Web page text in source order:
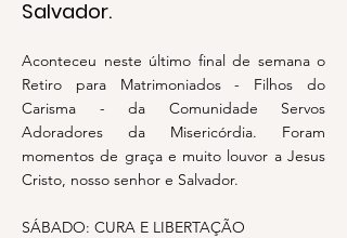
Salvador.
Aconteceu neste último final de semana o
Retiro para Matrimoniados - Filhos do
Carisma - da Comunidade Servos
Adoradores da Misericórdia. Foram
momentos de graça e muito louvor a Jesus
Cristo, nosso senhor e Salvador.
SÁBADO: CURA E LIBERTAÇÃO